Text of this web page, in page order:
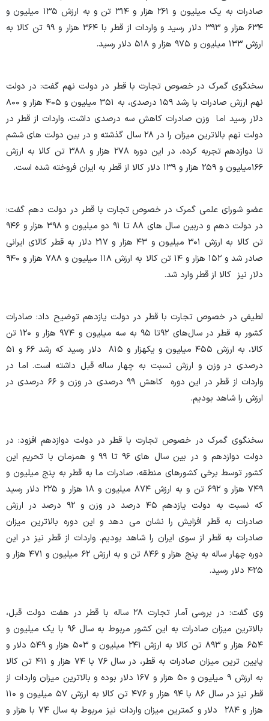
صادرات به یک میلیون و ۲۶۱ هزار و ۳۱۴ تن و به ارزش ۱۳۵ میلیون و
۶۳۴ هزار و ۳۹۳ دلار رسید و واردات از قطر با ۳۶۴ هزار و ۹۹ تن کالا به
ارزش ۱۳۳ میلیون و ۹۷۵ هزار و ۵۱۸ دلار رسید.
سخنگوی گمرک در خصوص تجارت با قطر در دولت نهم گفت: در دولت
نهم ارزش صادرات با رشد ۱۵۹ درصدی، به ۳۵۱ میلیون و ۴۰۵ هزار و ۸۰۰
دلار رسید اما وزن صادرات کاهش سه درصدی داشت، واردات از قطر در
دولت نهم بالاترین میزان را در ۲۸ سال گذشته و در بین دولت های ششم
تا دوازدهم تجربه کرده، در این دوره ۲۷۸ هزار و ۳۸۸ تن کالا به ارزش
۱۶۶میلیون و ۲۵۹ هزار و ۱۳۹ دلار کالا از قطر به ایران فروخته شده است.
عضو شورای علمی گمرک در خصوص تجارت با قطر در دولت دهم گفت:
در دولت دهم و دربین سال های ۸۸ تا ۹۱ دو میلیون و ۳۹۸ هزار و ۹۴۶
تن کالا به ارزش ۳۰۱ میلیون و ۴۳ هزار و ۲۱۷ دلار به قطر کالای ایرانی
صادر شد و ۱۵۲ هزار و ۱۴ تن کالا به ارزش ۱۱۸ میلیون و ۷۸۸ هزار و ۹۴۰
دلار نیز کالا از قطر وارد شد.
لطیفی در خصوص تجارت با قطر در دولت یازدهم توضیح داد: صادرات
کشور به قطر در سال‌های ۹۲تا ۹۵ به سه میلیون و ۹۷۴ هزار و ۱۲۰ تن
کالا، به ارزش ۴۵۵ میلیون و یکهزار و ۸۱۵ دلار رسید که رشد ۶۶ و ۵۱
درصدی در وزن و ارزش نسبت به چهار ساله قبل داشته است. اما در
واردات از قطر در این دوره کاهش ۹۹ درصدی در وزن و ۶۶ درصدی در
ارزش را شاهد بودیم.
سخنگوی گمرک در خصوص تجارت با قطر در دولت دوازدهم افزود: در
دولت دوازدهم و در بین سال های ۹۶ تا ۹۹ و همزمان با تحریم این
کشور توسط برخی کشورهای منطقه، صادرات ما به قطر به پنج میلیون و
۷۴۹ هزار و ۶۹۲ تن و به ارزش ۸۷۴ میلیون و ۱۸ هزار و ۲۲۵ دلار رسید
که نسبت به دولت یازدهم ۴۵ درصد در وزن و ۹۲ درصد در ارزش
صادرات به قطر افزایش را نشان می دهد و این دوره بالاترین میزان
صادرات به قطر از سوی ایران را شاهد بودیم. واردات از قطر نیز در این
دوره چهار ساله به پنج هزار و ۸۴۶ تن و به ارزش ۶۲ میلیون و ۴۷۱ هزار و
۴۲۵ دلار رسید.
وی گفت: در بررسی آمار تجارت ۲۸ ساله با قطر در هفت دولت قبل،
بالاترین میزان صادرات به این کشور مربوط به سال ۹۶ با یک میلیون و
۶۵۴ هزار و ۸۹۳ تن کالا به ارزش ۲۴۱ میلیون و ۵۰۳ هزار و ۵۴۹ دلار و
پایین ترین میزان صادرات به قطر، در سال ۷۶ با ۷۴ هزار و ۴۱۱ تن کالا
به ارزش ۹ میلیون و ۵۰ هزار و ۱۶۷ دلار بوده و بالاترین میزان واردات از
قطر نیز در سال ۸۶ با ۹۴ هزار و ۴۷۶ تن کالا به ارزش ۵۷ میلیون و ۱۱۰
هزار و ۲۸۴ دلار و کمترین میزان واردات نیز مربوط به سال ۷۴ با هزار و